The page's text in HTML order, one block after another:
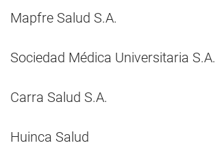
Mapfre Salud S.A.
Sociedad Médica Universitaria S.A.
Carra Salud S.A.
Huinca Salud